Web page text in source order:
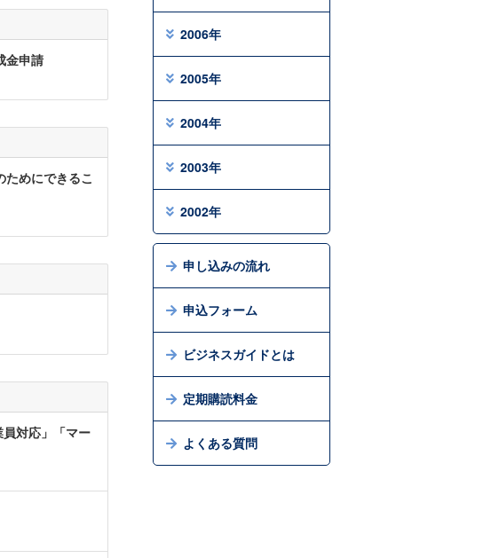
金申請
めにできるこ
対応」「マー
2006年
2005年
2004年
2003年
2002年
申し込みの流れ
申込フォーム
ビジネスガイドとは
定期購読料金
よくある質問